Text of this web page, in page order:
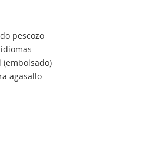
pescozo
agasallo